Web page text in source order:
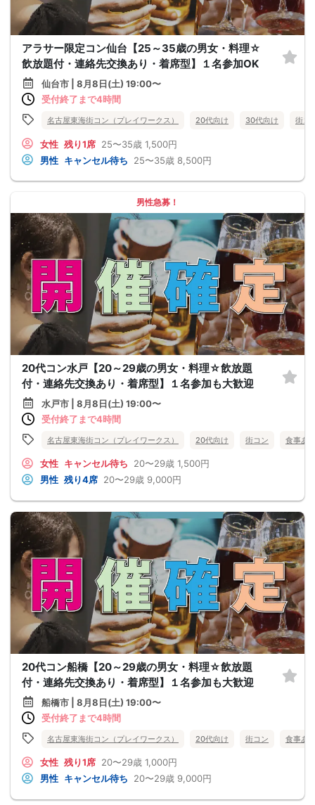
アラサー限定コン仙台【25～35歳の男女・料理☆
飲放題付・連絡先交換あり・着席型】１名参加OK
仙台市 | 8月8日(土) 19:00〜
受付終了まで4時間
名古屋東海街コン（プレイワークス） 20代向け 30代向け 街コ
女性 残り1席 25〜35歳 1,500円
男性 キャンセル待ち 25〜35歳 8,500円
男性急募！
20代コン水戸【20～29歳の男女・料理☆飲放題
付・連絡先交換あり・着席型】１名参加も大歓迎
水戸市 | 8月8日(土) 19:00〜
受付終了まで4時間
名古屋東海街コン（プレイワークス） 20代向け 街コン 食事あ
女性 キャンセル待ち 20〜29歳 1,500円
男性 残り4席 20〜29歳 9,000円
20代コン船橋【20～29歳の男女・料理☆飲放題
付・連絡先交換あり・着席型】１名参加も大歓迎
船橋市 | 8月8日(土) 19:00〜
受付終了まで4時間
名古屋東海街コン（プレイワークス） 20代向け 街コン 食事あ
女性 残り1席 20〜29歳 1,000円
男性 キャンセル待ち 20〜29歳 9,000円